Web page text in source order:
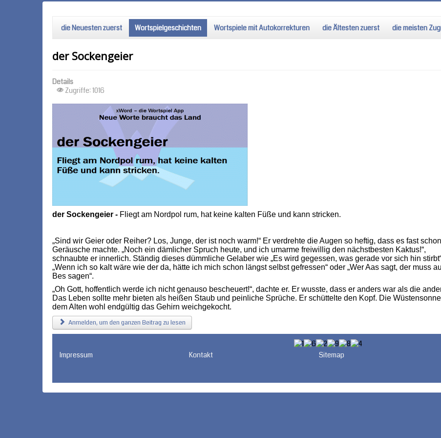
die Neuesten zuerst Wortspielgeschichten Wortspiele mit Autokorrekturen die Ältesten zuerst die meisten
der Sockengeier
Details
Zugriffe: 1016
der Sockengeier - Fliegt am Nordpol rum, hat keine kalten Füße und kann stricken.
„Sind wir Geier oder Reiher? Los, Junge, der ist noch warm!“ Er verdrehte die Augen so heftig, dass es fast schon
Geräusche machte. „Noch ein dämlicher Spruch heute, und ich umarme freiwillig den nächstbesten Kaktus!“,
schnaubte er innerlich. Ständig dieses dümmliche Gelaber wie „Es wird gegessen, was gerade vor sich hin
„Wenn ich so kalt wäre wie der da, hätte ich mich schon längst selbst gefressen“ oder „Wer Aas sagt, der muss
Bes sagen“.
„Oh Gott, hoffentlich werde ich nicht genauso bescheuert!“, dachte er. Er wusste, dass er anders war als die
Das Leben sollte mehr bieten als heißen Staub und peinliche Sprüche. Er schüttelte den Kopf. Die
dem Alten wohl endgültig das Gehirn weichgekocht.
Anmelden, um den ganzen Beitrag zu lesen
Impressum Kontakt Sitemap